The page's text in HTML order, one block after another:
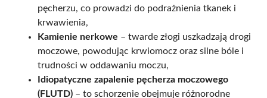
pęcherzu, co prowadzi do podrażnienia tkanek i
krwawienia,
Kamienie nerkowe – twarde złogi uszkadzają drogi
moczowe, powodując krwiomocz oraz silne bóle i
trudności w oddawaniu moczu,
Idiopatyczne zapalenie pęcherza moczowego
(FLUTD) – to schorzenie obejmuje różnorodne